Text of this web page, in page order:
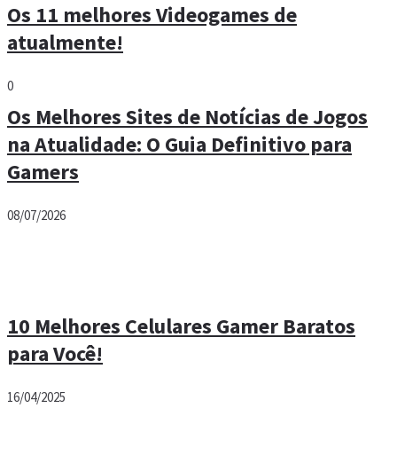
Os 11 melhores Videogames de
atualmente!
0
Os Melhores Sites de Notícias de Jogos
na Atualidade: O Guia Definitivo para
Gamers
08/07/2026
10 Melhores Celulares Gamer Baratos
para Você!
16/04/2025